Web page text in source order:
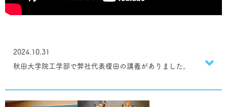
2024.10.31
秋田大学院工学部で弊社代表榎田の講義がありました。